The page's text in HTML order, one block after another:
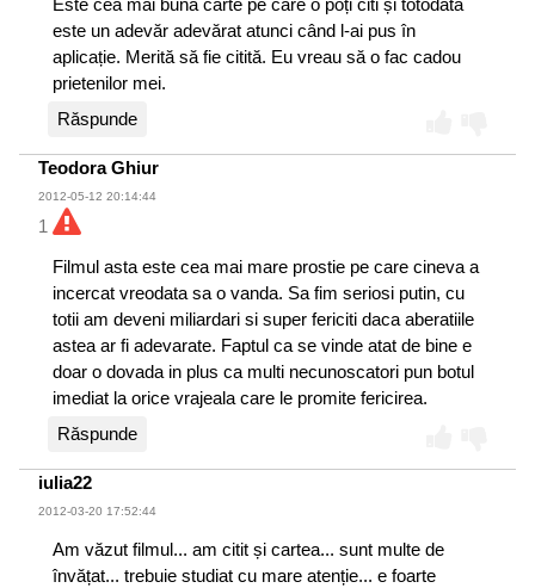
Este cea mai bună carte pe care o poți citi și totodată
este un adevăr adevărat atunci când l-ai pus în
aplicație. Merită să fie citită. Eu vreau să o fac cadou
prietenilor mei.
Răspunde
Teodora Ghiur
2012-05-12 20:14:44
1
Filmul asta este cea mai mare prostie pe care cineva a
incercat vreodata sa o vanda. Sa fim seriosi putin, cu
totii am deveni miliardari si super fericiti daca aberatiile
astea ar fi adevarate. Faptul ca se vinde atat de bine e
doar o dovada in plus ca multi necunoscatori pun botul
imediat la orice vrajeala care le promite fericirea.
Răspunde
iulia22
2012-03-20 17:52:44
Am văzut filmul... am citit și cartea... sunt multe de
învățat... trebuie studiat cu mare atenție... e foarte